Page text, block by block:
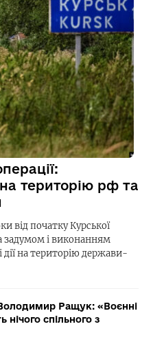
територію рф та
від початку Курської
задумом і виконанням
дії на територію держави-
Ращук: «Воєнні
спільного з